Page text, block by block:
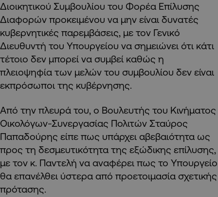
Διοικητικού Συμβουλίου του Φορέα Επίλυσης
Διαφορών προκειμένου να μην είναι δυνατές
κυβερνητικές παρεμβάσεις, με τον Γενικό
Διευθυντή του Υπουργείου να σημειώνει ότι κάτι
τέτοιο δεν μπορεί να συμβεί καθώς η
πλειοψηφία των μελών του συμβουλίου δεν είναι
εκπρόσωποι της κυβέρνησης.
Από την πλευρά του, ο Βουλευτής του Κινήματος
Οικολόγων-Συνεργασίας Πολιτών Σταύρος
Παπαδούρης είπε πως υπάρχει αβεβαιότητα ως
προς τη δεσμευτικότητα της εξώδικης επίλυσης,
με τον κ. Παντελή να αναφέρει πως το Υπουργείο
θα επανέλθει ύστερα από προετοιμασία σχετικής
πρότασης.